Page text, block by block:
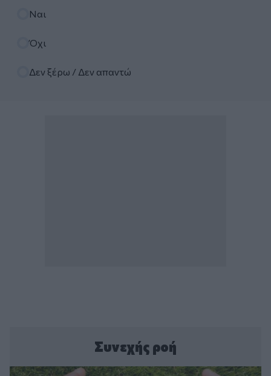
Ναι
Όχι
Δεν ξέρω / Δεν απαντώ
Συνεχής ροή